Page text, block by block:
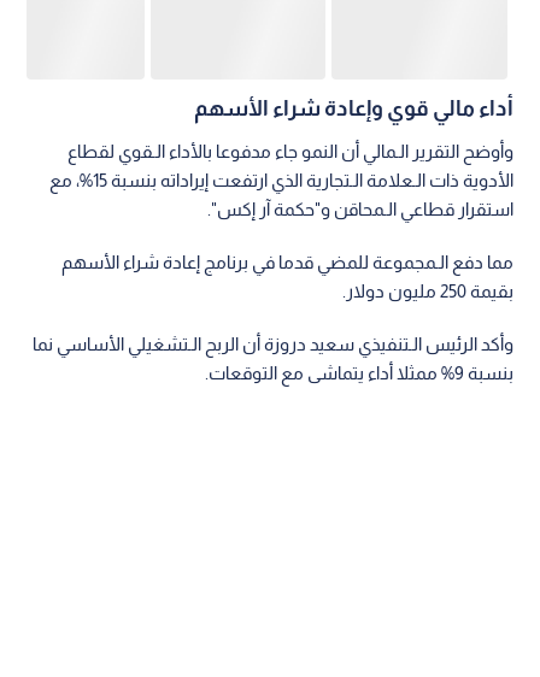
أداء مالي قوي وإعادة شراء الأسهم
وأوضح التقرير الـمالي أن النمو جاء مدفوعا بالأداء الـقوي لقطاع
الأدوية ذات الـعلامة الـتجارية الذي ارتفعت إيراداته بنسبة 15%، مع
استقرار قطاعي الـمحاقن و"حكمة آر إكس".
مما دفع الـمجموعة للمضي قدما في برنامج إعادة شراء الأسهم
بقيمة 250 مليون دولار.
وأكد الرئيس الـتنفيذي سعيد دروزة أن الربح الـتشغيلي الأساسي نما
بنسبة 9% ممثلا أداء يتماشى مع التوقعات.